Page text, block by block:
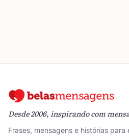
Desde 2006, inspirando com
Frases, mensagens e histórias para